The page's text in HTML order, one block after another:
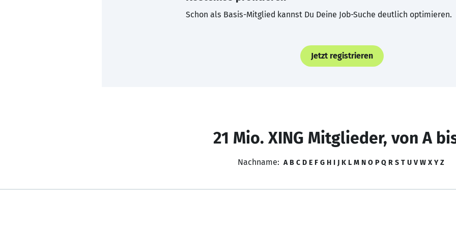
Schon als Basis-Mitglied kannst Du Deine Job-Suche deutlich optimieren.
Jetzt registrieren
21 Mio. XING Mitglieder, von A
Nachname: A B C D E F G H I J K L M N O P Q R S T U V W X Y Z